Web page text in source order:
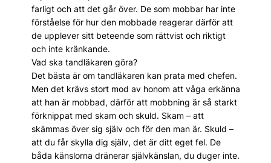
farligt och att det går över. De som mobbar har inte
förståelse för hur den mobbade reagerar därför att
de upplever sitt beteende som rättvist och riktigt
och inte kränkande.
Vad ska tandläkaren göra?
Det bästa är om tandläkaren kan prata med chefen.
Men det krävs stort mod av honom att våga erkänna
att han är mobbad, därför att mobbning är så starkt
förknippat med skam och skuld. Skam – att
skämmas över sig själv och för den man är. Skuld –
att du får skylla dig själv, det är ditt eget fel. De
båda känslorna dränerar självkänslan, du duger inte.